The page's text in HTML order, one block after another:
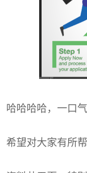
哈哈哈哈，一口
希望对大家有所帮